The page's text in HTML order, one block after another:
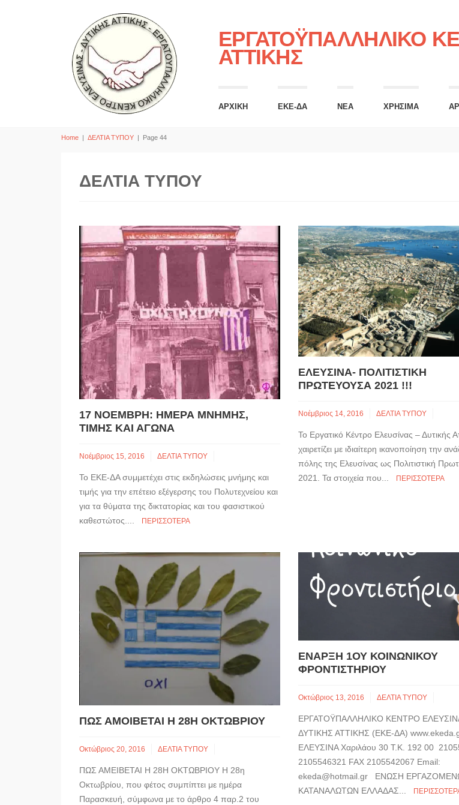
ΕΡΓΑΤΟΫΠΑΛΛΗΛΙΚΟ
ΑΤΤΙΚΗΣ
ΑΡΧΙΚΗ ΕΚΕ-ΔΑ ΝΕΑ ΧΡΗΣΙΜΑ
Home | ΔΕΛΤΙΑ ΤΥΠΟΥ | Page 44
ΔΕΛΤΙΑ ΤΥΠΟΥ
17 ΝΟΕΜΒΡΗ: ΗΜΕΡΑ ΜΝΗΜΗΣ,
ΤΙΜΗΣ ΚΑΙ ΑΓΩΝΑ
Νοέμβριος 15, 2016 ΔΕΛΤΙΑ ΤΥΠΟΥ
Το ΕΚΕ-ΔΑ συμμετέχει στις εκδηλώσεις μνήμης και
τιμής για την επέτειο εξέγερσης του Πολυτεχνείου και
για τα θύματα της δικτατορίας και του φασιστικού
καθεστώτος....
ΠΕΡΙΣΣΌΤΕΡΑ
ΕΛΕΥΣΊΝΑ- ΠΟΛΙΤΙΣΤΙΚΉ
ΠΡΩΤΕΎΟΥΣΑ 2021 !!!
Νοέμβριος 14, 2016 ΔΕΛΤΙΑ ΤΥΠΟΥ
Το Εργατικό Κέντρο Ελευσίνας – Δυτικής
χαιρετίζει με ιδιαίτερη ικανοποίηση την
πόλης της Ελευσίνας ως Πολιτιστική
2021. Τα στοιχεία που...
ΠΕΡΙΣΣΌΤΕΡΑ
ΠΏΣ ΑΜΟΊΒΕΤΑΙ Η 28Η ΟΚΤΩΒΡΊΟΥ
Οκτώβριος 20, 2016 ΔΕΛΤΙΑ ΤΥΠΟΥ
ΠΩΣ ΑΜΕΙΒΕΤΑΙ Η 28Η ΟΚΤΩΒΡΙΟΥ Η 28η
Οκτωβρίου, που φέτος συμπίπτει με ημέρα
Παρασκευή, σύμφωνα με το άρθρο 4 παρ.2 του
ΈΝΑΡΞΗ 1ΟΥ ΚΟΙΝΩΝΙΚΟΎ
ΦΡΟΝΤΙΣΤΗΡΊΟΥ
Οκτώβριος 13, 2016 ΔΕΛΤΙΑ ΤΥΠΟΥ
ΕΡΓΑΤΟΫΠΑΛΛΗΛΙΚΟ ΚΕΝΤΡΟ
ΔΥΤΙΚΗΣ ΑΤΤΙΚΗΣ (ΕΚΕ-ΔΑ)
ΕΛΕΥΣΙΝΑ Χαριλάου 30 Τ.Κ. 192 00
2105546321 FAX 2105542067 Email:
ekeda@hotmail.gr ΕΝΩΣΗ
ΚΑΤΑΝΑΛΩΤΩΝ ΕΛΛΑΔΑΣ...